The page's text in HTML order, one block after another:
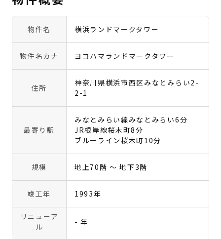
物件名 横浜ランドマークタワー
物件名カナ ヨコハマランドマークタワー
住所
神奈川県横浜市西区みなとみらい2-
2-1
最寄り駅
みなとみらい線みなとみらい6分
JR根岸線桜木町8分
ブルーライン桜木町10分
規模 地上70階 〜 地下3階
竣工年 1993年
リニューア
ル
- 年